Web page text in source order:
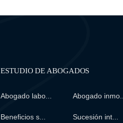
ESTUDIO DE ABOGADOS
Abogado labo... Abogado inmo...
Beneficios s... Sucesión int...